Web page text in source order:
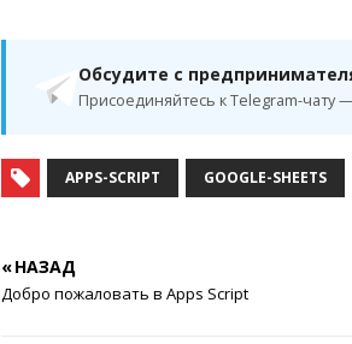
Обсудите с
Присоединяйтесь к Telegram-чату
APPS-SCRIPT GOOGLE-SHEETS
« НАЗАД
Добро пожаловать в Apps Script